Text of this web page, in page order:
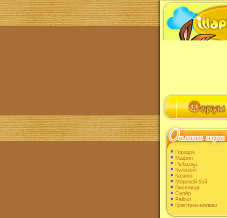
Городок
Мафия
Рыбалка
Колизей!
Казино
Морской бой
Виселица
Сапёр
Fallout
Крестики-нолики